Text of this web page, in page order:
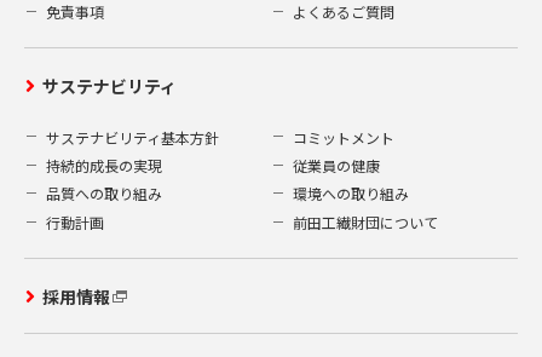
免責事項
よくあるご質問
サステナビリティ
サステナビリティ基本方針
コミットメント
持続的成長の実現
従業員の健康
品質への取り組み
環境への取り組み
行動計画
前田工繊財団について
採用情報